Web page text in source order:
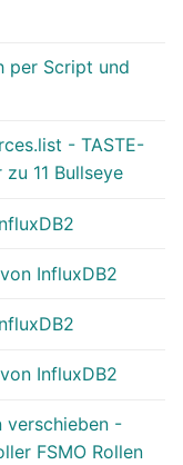
per Script und
- TASTE-
11 Bullseye
InfluxDB2
InfluxDB2
verschieben -
FSMO Rollen